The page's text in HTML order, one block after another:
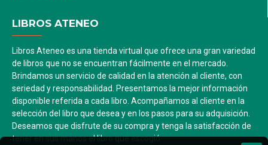
LIBROS ATENEO
Libros Ateneo es una tienda virtual que ofrece una gran variedad
de libros que no se encuentran fácilmente en el mercado.
Brindamos un servicio de calidad en la atención al cliente, con
seriedad y responsabilidad. Presentamos la mejor información
disponible referida a cada libro. Acompañamos al cliente en la
selección del libro que desea y en los pasos para su adquisición.
Deseamos que disfrute de su compra y tenga la satisfacción de
tener en sus manos el libro que escogió.